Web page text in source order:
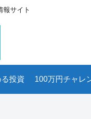
報サイト
投資 100万円チャレ